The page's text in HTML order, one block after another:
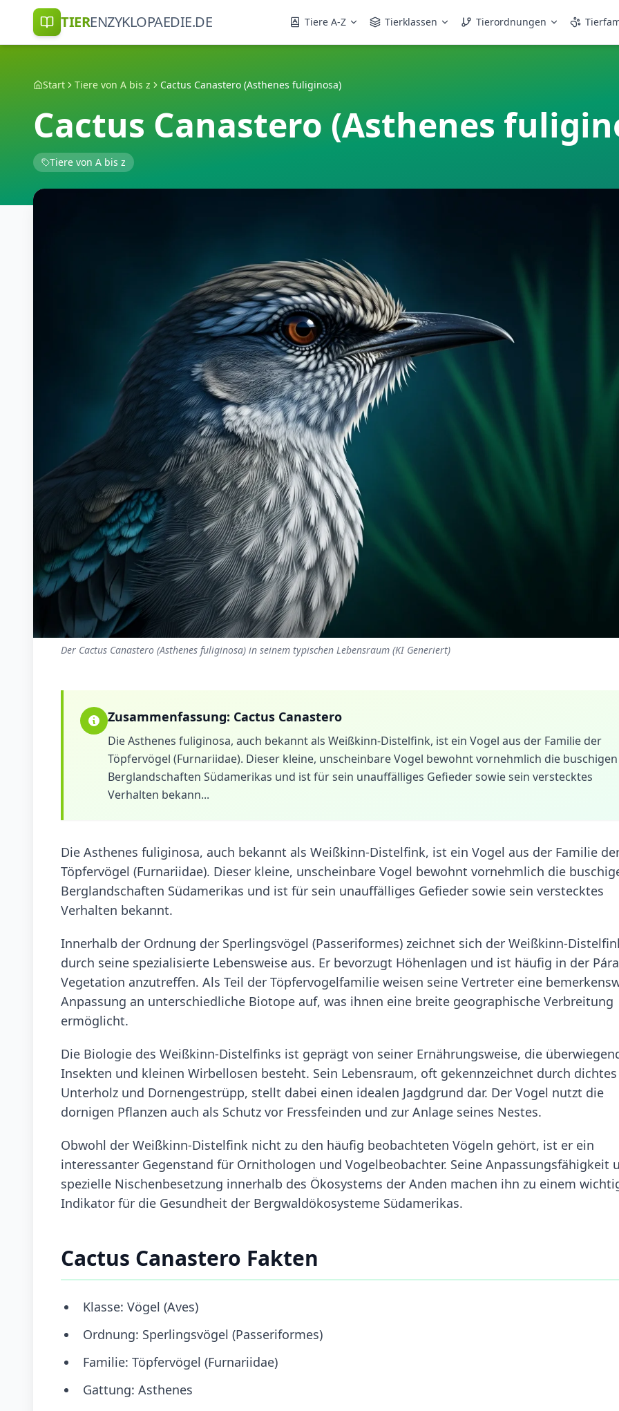
TIERENZYKLOPAEDIE.DE Tiere A-Z Tierklassen Tierordnungen
Start Tiere von A bis z Cactus Canastero (Asthenes fuliginosa)
Cactus Canastero (Asthenes
Tiere von A bis z
Der Cactus Canastero (Asthenes fuliginosa) in seinem typischen Lebensraum (KI Generiert)
Zusammenfassung: Cactus Canastero
Die Asthenes fuliginosa, auch bekannt als Weißkinn-Distelfink, ist ein Vogel aus der Familie der
Töpfervögel (Furnariidae). Dieser kleine, unscheinbare Vogel bewohnt vornehmlich die buschigen
Berglandschaften Südamerikas und ist für sein unauffälliges Gefieder sowie sein verstecktes
Verhalten bekann...
Die Asthenes fuliginosa, auch bekannt als Weißkinn-Distelfink, ist ein Vogel aus der Familie
Töpfervögel (Furnariidae). Dieser kleine, unscheinbare Vogel bewohnt vornehmlich die
Berglandschaften Südamerikas und ist für sein unauffälliges Gefieder sowie sein verstecktes
Verhalten bekannt.
Innerhalb der Ordnung der Sperlingsvögel (Passeriformes) zeichnet sich der Weißkinn-
durch seine spezialisierte Lebensweise aus. Er bevorzugt Höhenlagen und ist häufig in der
Vegetation anzutreffen. Als Teil der Töpfervogelfamilie weisen seine Vertreter eine
Anpassung an unterschiedliche Biotope auf, was ihnen eine breite geographische Verbreitung
ermöglicht.
Die Biologie des Weißkinn-Distelfinks ist geprägt von seiner Ernährungsweise, die
Insekten und kleinen Wirbellosen besteht. Sein Lebensraum, oft gekennzeichnet durch dichtes
Unterholz und Dornengestrüpp, stellt dabei einen idealen Jagdgrund dar. Der Vogel nutzt die
dornigen Pflanzen auch als Schutz vor Fressfeinden und zur Anlage seines Nestes.
Obwohl der Weißkinn-Distelfink nicht zu den häufig beobachteten Vögeln gehört, ist er ein
interessanter Gegenstand für Ornithologen und Vogelbeobachter. Seine Anpassungsfähigkeit
spezielle Nischenbesetzung innerhalb des Ökosystems der Anden machen ihn zu einem
Indikator für die Gesundheit der Bergwaldökosysteme Südamerikas.
Cactus Canastero Fakten
Klasse: Vögel (Aves)
Ordnung: Sperlingsvögel (Passeriformes)
Familie: Töpfervögel (Furnariidae)
Gattung: Asthenes